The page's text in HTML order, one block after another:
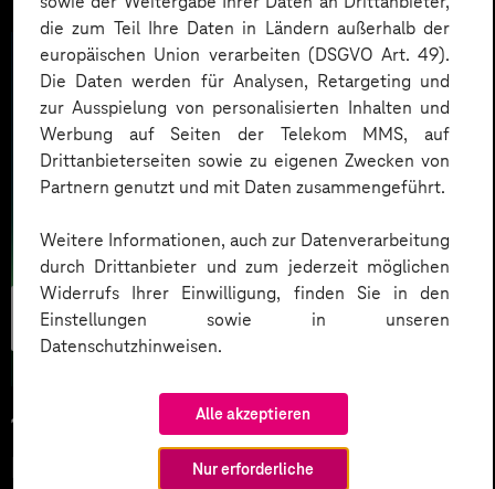
die zum Teil Ihre Daten in Ländern außerhalb der
europäischen Union verarbeiten (DSGVO Art. 49).
Die Daten werden für Analysen, Retargeting und
zur Ausspielung von personalisierten Inhalten und
Werbung auf Seiten der Telekom MMS, auf
Drittanbieterseiten sowie zu eigenen Zwecken von
Partnern genutzt und mit Daten zusammengeführt.
Weitere Informationen, auch zur Datenverarbeitung
durch Drittanbieter und zum jederzeit möglichen
Widerrufs Ihrer Einwilligung, finden Sie in den
Einstellungen sowie in unseren
Datenschutzhinweisen.
Alle akzeptieren
Nur erforderliche
Künstliche
Intelligenz
14.07.2025
Nachhaltigkeit neu denken: Wie KI